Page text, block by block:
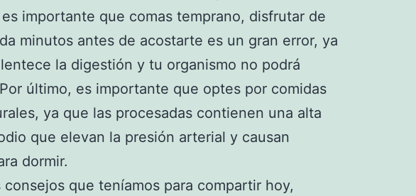
importante que comas temprano, disfrutar de
minutos antes de acostarte es un gran error, ya
la digestión y tu organismo no podrá
último, es importante que optes por comidas
ya que las procesadas contienen una alta
que elevan la presión arterial y causan
dormir.
consejos que teníamos para compartir hoy,